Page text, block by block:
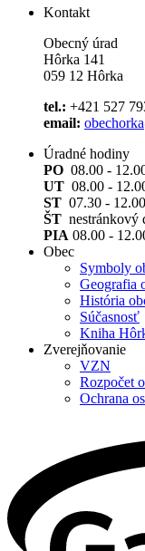
Kontakt
Obecný úrad
Hôrka 141
059 12 Hôrka
tel.: +421 527
email:
Úradné hodiny
PO 08.00 -
UT 08.00 -
ST 07.30 -
ŠT nestránkový
PIA 08.00 -
Obec
Symboly
Geografia
História
Súčasnosť
Kniha
Zverejňovanie
VZN
Rozpočet
Ochrana